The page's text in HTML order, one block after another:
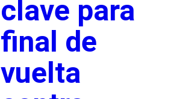
clave para
final de
vuelta